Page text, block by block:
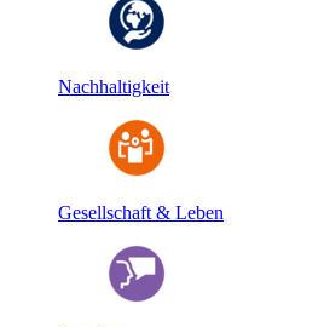
Nachhaltigkeit
Gesellschaft & Leben